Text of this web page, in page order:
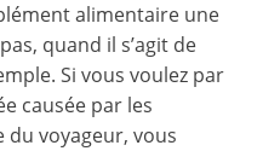
alimentaire une
quand il s’agit de
Si vous voulez par
causée par les
voyageur, vous